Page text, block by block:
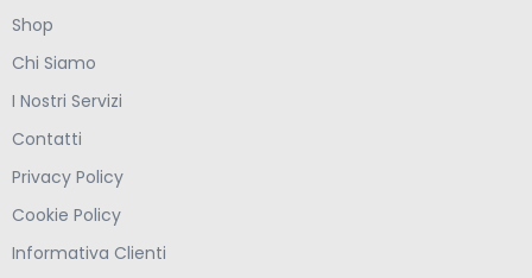
Shop
Chi Siamo
I Nostri Servizi
Contatti
Privacy Policy
Cookie Policy
Informativa Clienti